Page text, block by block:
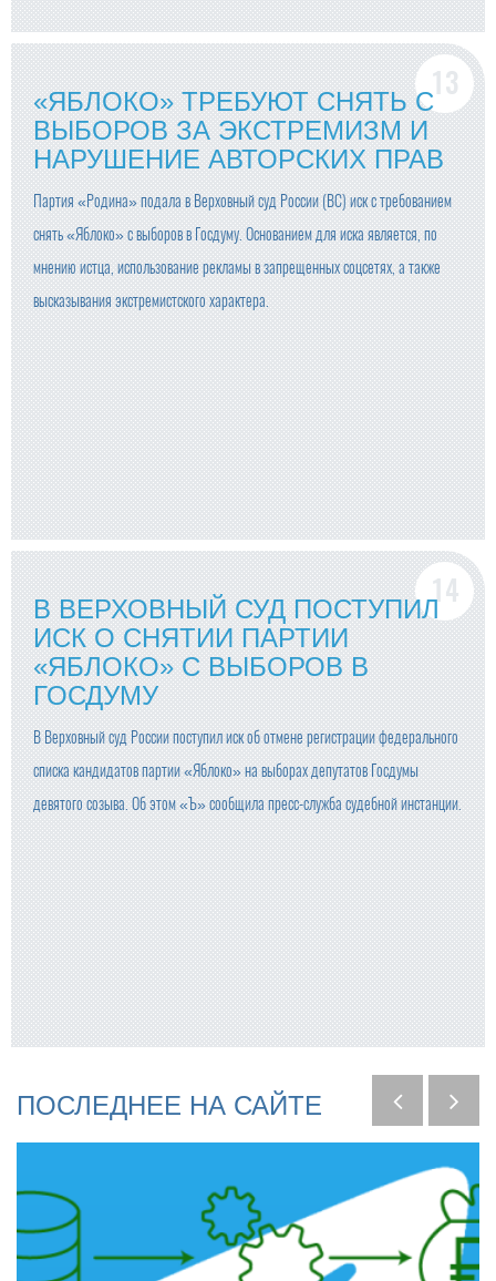
«ЯБЛОКО» ТРЕБУЮТ СНЯТЬ С
ВЫБОРОВ ЗА ЭКСТРЕМИЗМ И
НАРУШЕНИЕ АВТОРСКИХ ПРАВ
Партия «Родина» подала в Верховный суд России (ВС) иск с требованием
снять «Яблоко» с выборов в Госдуму. Основанием для иска является, по
мнению истца, использование рекламы в запрещенных соцсетях, а также
высказывания экстремистского характера.
В ВЕРХОВНЫЙ СУД ПОСТУПИЛ
ИСК О СНЯТИИ ПАРТИИ
«ЯБЛОКО» С ВЫБОРОВ В
ГОСДУМУ
В Верховный суд России поступил иск об отмене регистрации федерального
списка кандидатов партии «Яблоко» на выборах депутатов Госдумы
девятого созыва. Об этом «Ъ» сообщила пресс-служба судебной инстанции.
ПОСЛЕДНЕЕ НА САЙТЕ